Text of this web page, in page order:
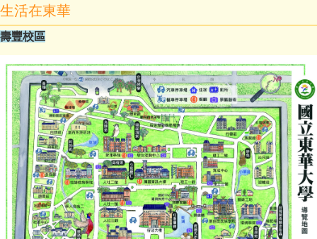
生活在東華
壽豐校區